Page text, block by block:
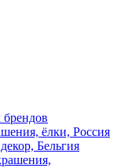
ёлки, Россия
Бельгия